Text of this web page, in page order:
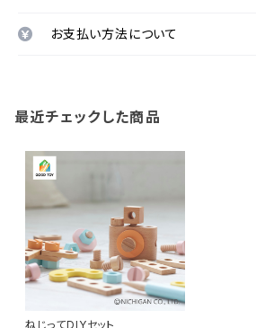
お支払い方法について
最近チェックした商品
ねじってDIYセット